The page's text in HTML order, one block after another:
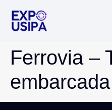
Ferrovia –
embarcada